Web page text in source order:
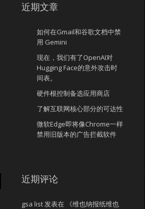
近期文章
如何在Gmail和谷歌文档中禁
用 Gemini
现在，我们有了OpenAI对
Hugging Face的意外攻击时
间表。
硬件根控制备选应用商店
了解互联网核心部分的可达性
微软Edge即将像Chrome一样
禁用旧版本的广告拦截软件
近期评论
gsa list发表在
《维也纳报纸维也